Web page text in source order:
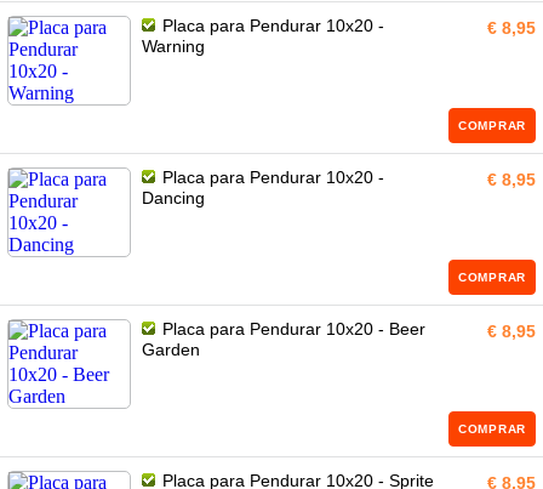
Placa para Pendurar 10x20 -
Warning
€ 8,95
COMPRAR
Placa para Pendurar 10x20 -
Dancing
€ 8,95
COMPRAR
Placa para Pendurar 10x20 - Beer
Garden
€ 8,95
COMPRAR
Placa para Pendurar 10x20 - Sprite € 8,95